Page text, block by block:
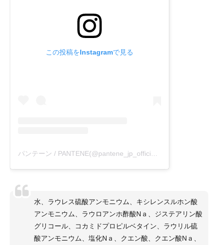
この投稿をInstagramで見る
水、ラウレス硫酸アンモニウム、キシレンスルホン酸
アンモニウム、ラウロアンホ酢酸Nａ、ジステアリン酸
グリコール、コカミドプロピルベタイン、ラウリル硫
酸アンモニウム、塩化Nａ、クエン酸、クエン酸Nａ、